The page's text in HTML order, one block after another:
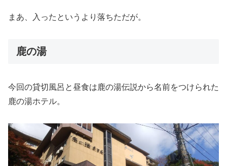
まあ、入ったというより落ちただが。
鹿の湯
今回の貸切風呂と昼食は鹿の湯伝説から名前をつけられた
鹿の湯ホテル。